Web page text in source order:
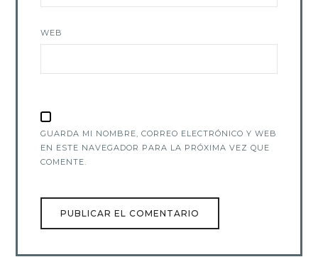
WEB
GUARDA MI NOMBRE, CORREO ELECTRÓNICO Y WEB
EN ESTE NAVEGADOR PARA LA PRÓXIMA VEZ QUE
COMENTE.